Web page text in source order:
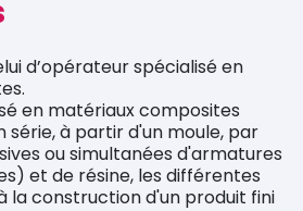
d’opérateur spécialisé en
en matériaux composites
série, à partir d'un moule, par
ou simultanées d'armatures
et de résine, les différentes
la construction d'un produit fini